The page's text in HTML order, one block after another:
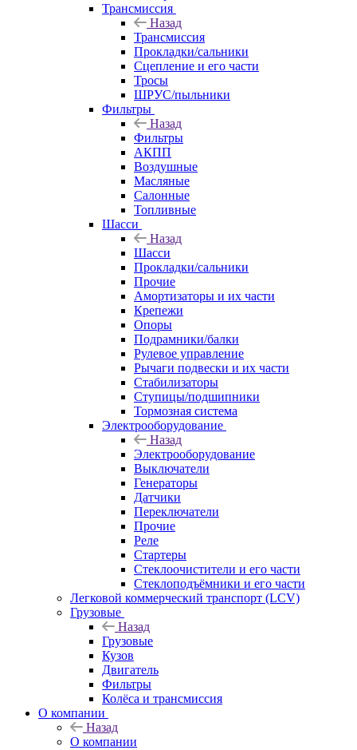
Трансмиссия
Назад
Трансмиссия
Прокладки/сальники
Сцепление и его части
Тросы
ШРУС/пыльники
Фильтры
Назад
Фильтры
АКПП
Воздушные
Масляные
Салонные
Топливные
Шасси
Назад
Шасси
Прокладки/сальники
Прочие
Амортизаторы и их части
Крепежи
Опоры
Подрамники/балки
Рулевое управление
Рычаги подвески и их части
Стабилизаторы
Ступицы/подшипники
Тормозная система
Электрооборудование
Назад
Электрооборудование
Выключатели
Генераторы
Датчики
Переключатели
Прочие
Реле
Стартеры
Стеклоочистители и его части
Стеклоподъёмники и его части
Легковой коммерческий транспорт (LCV)
Грузовые
Назад
Грузовые
Кузов
Двигатель
Фильтры
Колёса и трансмиссия
О компании
Назад
О компании